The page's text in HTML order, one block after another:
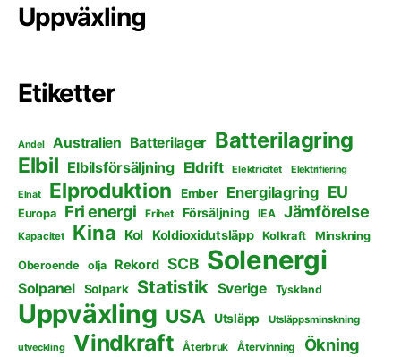
Uppväxling
Etiketter
Andel Australien Batterilager Batterilagring
Elbil Elbilsförsäljning Eldrift Elektricitet Elektrifiering
Elnät Elproduktion Ember Energilagring EU
Europa Fri energi Frihet Försäljning IEA Jämförelse
Kapacitet Kina Kol Koldioxidutsläpp Kolkraft Minskning
Oberoende olja Rekord SCB Solenergi
Solpanel Solpark Statistik Sverige Tyskland
Uppväxling USA Utsläpp Utsläppsminskning
utveckling Vindkraft Återbruk Återvinning Ökning